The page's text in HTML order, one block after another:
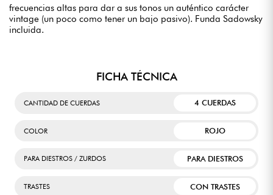
frecuencias altas para dar a sus tonos un auténtico carácter
vintage (un poco como tener un bajo pasivo). Funda Sadowsky
incluida.
FICHA TÉCNICA
CANTIDAD DE CUERDAS 4 CUERDAS
COLOR ROJO
PARA DIESTROS / ZURDOS PARA DIESTROS
TRASTES CON TRASTES